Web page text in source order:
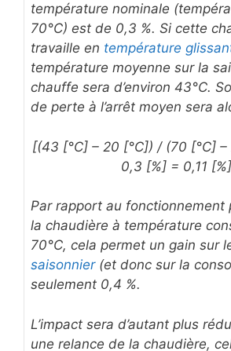
température nominale
70°C) est de 0,3 %. Si cette
travaille en température
température moyenne sur la
chauffe sera d’environ 43°C.
de perte à l’arrêt moyen sera
[(43 [°C] – 20 [°C]) / (70 [°C]
0,3 [%] = 0,11 [%]
Par rapport au fonctionnement
la chaudière à température
70°C, cela permet un gain sur
saisonnier(et donc sur la
seulement 0,4 %.
L’impact sera d’autant plus
une relance de la chaudière,